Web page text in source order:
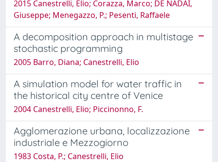
2015 Canestrelli, Elio; Corazza, Marco; DE NADAI,
Giuseppe; Menegazzo, P.; Pesenti, Raffaele
A decomposition approach in multistage
stochastic programming
2005 Barro, Diana; Canestrelli, Elio
A simulation model for water traffic in
the historical city centre of Venice
2004 Canestrelli, Elio; Piccinonno, F.
Agglomerazione urbana, localizzazione
industriale e Mezzogiorno
1983 Costa, P.; Canestrelli, Elio